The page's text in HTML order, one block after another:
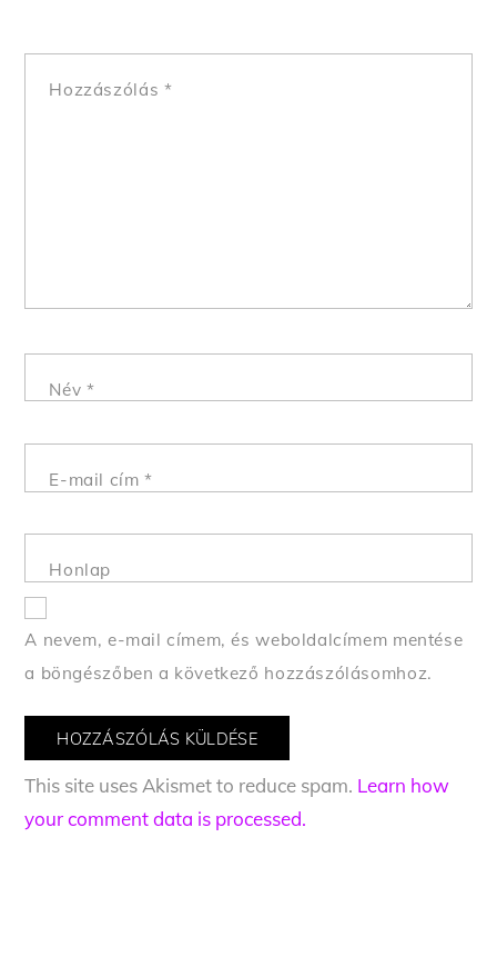
Hozzászólás *
Név *
E-mail cím*
Honlap
A nevem, e-mail címem, és weboldalcímem mentése
a böngészőben a következő hozzászólásomhoz.
This site uses Akismet to reduce spam. Learn how
your comment data is processed.